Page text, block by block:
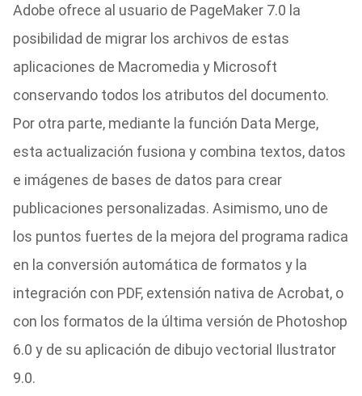
Adobe ofrece al usuario de PageMaker 7.0 la
posibilidad de migrar los archivos de estas
aplicaciones de Macromedia y Microsoft
conservando todos los atributos del documento.
Por otra parte, mediante la función Data Merge,
esta actualización fusiona y combina textos, datos
e imágenes de bases de datos para crear
publicaciones personalizadas. Asimismo, uno de
los puntos fuertes de la mejora del programa radica
en la conversión automática de formatos y la
integración con PDF, extensión nativa de Acrobat, o
con los formatos de la última versión de Photoshop
6.0 y de su aplicación de dibujo vectorial Ilustrator
9.0.